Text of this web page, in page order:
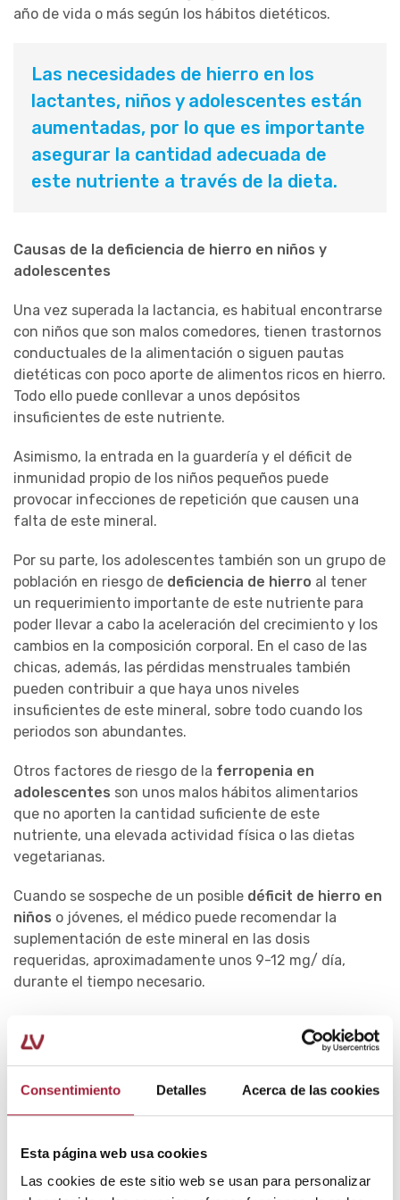
Consentimiento Detalles Acerca de las cookies
Esta página web usa cookies
Las cookies de este sitio web se usan para personalizar
año de vida o más según los hábitos dietéticos.
Las necesidades de hierro en los
lactantes, niños y adolescentes están
aumentadas, por lo que es importante
asegurar la cantidad adecuada de
este nutriente a través de la dieta.
Causas de la deficiencia de hierro en niños y
adolescentes
Una vez superada la lactancia, es habitual encontrarse
con niños que son malos comedores, tienen trastornos
conductuales de la alimentación o siguen pautas
dietéticas con poco aporte de alimentos ricos en hierro.
Todo ello puede conllevar a unos depósitos
insuficientes de este nutriente.
Asimismo, la entrada en la guardería y el déficit de
inmunidad propio de los niños pequeños puede
provocar infecciones de repetición que causen una
falta de este mineral.
Por su parte, los adolescentes también son un grupo de
población en riesgo de deficiencia de hierro al tener
un requerimiento importante de este nutriente para
poder llevar a cabo la aceleración del crecimiento y los
cambios en la composición corporal. En el caso de las
chicas, además, las pérdidas menstruales también
pueden contribuir a que haya unos niveles
insuficientes de este mineral, sobre todo cuando los
periodos son abundantes.
Otros factores de riesgo de la ferropenia en
adolescentes son unos malos hábitos alimentarios
que no aporten la cantidad suficiente de este
nutriente, una elevada actividad física o las dietas
vegetarianas.
Cuando se sospeche de un posible déficit de hierro en
niños o jóvenes, el médico puede recomendar la
suplementación de este mineral en las dosis
requeridas, aproximadamente unos 9-12 mg/ día,
durante el tiempo necesario.
formación.
Baker R & Greer F.Diagnosis and Prevention of Iron